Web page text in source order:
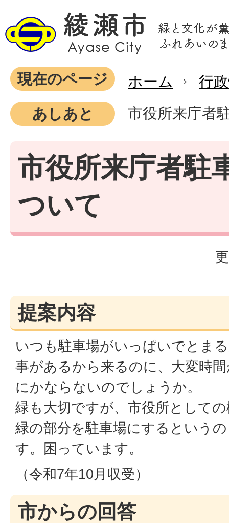
現在のページ ホーム
行
あしあと
市役所来庁者
市役所来庁者駐
ついて
提案内容
いつも駐車場がいっぱいでとま
事があるから来るのに、大変時
にかならないのでしょうか。
緑も大切ですが、市役所として
緑の部分を駐車場にするという
す。困っています。
（令和7年10月収受）
市からの回答